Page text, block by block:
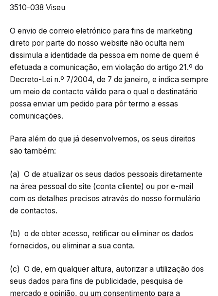
3510-038 Viseu
O envio de correio eletrónico para fins de marketing
direto por parte do nosso website não oculta nem
dissimula a identidade da pessoa em nome de quem é
efetuada a comunicação, em violação do artigo 21.º do
Decreto-Lei n.º 7/2004, de 7 de janeiro, e indica sempre
um meio de contacto válido para o qual o destinatário
possa enviar um pedido para pôr termo a essas
comunicações.
Para além do que já desenvolvemos, os seus direitos
são também:
(a) O de atualizar os seus dados pessoais diretamente
na área pessoal do site (conta cliente) ou por e-mail
com os detalhes precisos através do nosso formulário
de contactos.
(b) o de obter acesso, retificar ou eliminar os dados
fornecidos, ou eliminar a sua conta.
(c) O de, em qualquer altura, autorizar a utilização dos
seus dados para fins de publicidade, pesquisa de
mercado e opinião, ou um consentimento para a